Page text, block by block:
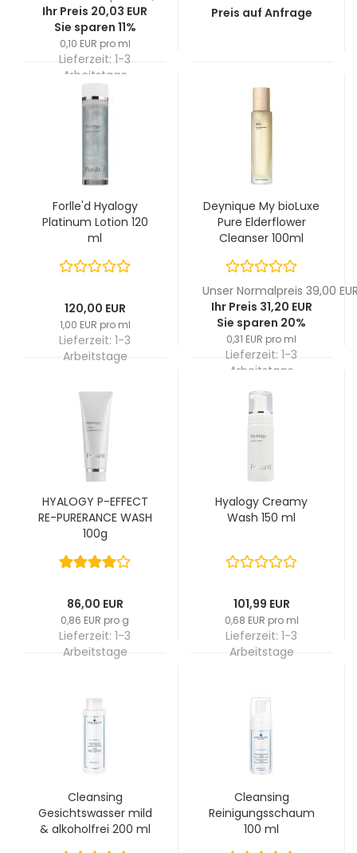
Ihr Preis 20,03 EUR
Sie sparen 11%
0,10 EUR pro ml
Lieferzeit: 1-3
Arbeitstage
Preis auf Anfrage
Forlle'd Hyalogy
Platinum Lotion 120
ml
120,00 EUR
1,00 EUR pro ml
Lieferzeit: 1-3
Arbeitstage
Deynique My bioLuxe
Pure Elderflower
Cleanser 100ml
Unser Normalpreis 39,00
Ihr Preis 31,20 EUR
Sie sparen 20%
0,31 EUR pro ml
Lieferzeit: 1-3
Arbeitstage
HYALOGY P-EFFECT
RE-PURERANCE WASH
100g
86,00 EUR
0,86 EUR pro g
Lieferzeit: 1-3
Arbeitstage
Hyalogy Creamy
Wash 150 ml
101,99 EUR
0,68 EUR pro ml
Lieferzeit: 1-3
Arbeitstage
Cleansing
Gesichtswasser mild
& alkoholfrei 200 ml
Cleansing
Reinigungsschaum
100 ml